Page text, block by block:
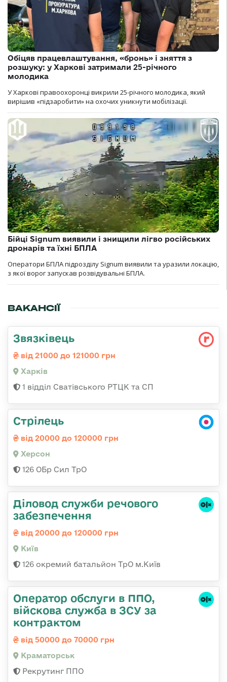
Обіцяв працевлаштування, «бронь» і зняття з
розшуку: у Харкові затримали 25-річного
молодика
У Харкові правоохоронці викрили 25-річного молодика, який
вирішив «підзаробити» на охочих уникнути мобілізації.
Бійці Signum виявили і знищили лігво російських
дронарів та їхні БПЛА
Оператори БПЛА підрозділу Signum виявили та уразили локацію,
з якої ворог запускав розвідувальні БПЛА.
ВАКАНСІЇ
Звязківець
від 21000 до 121000 грн
Харків
1 відділ Сватівського РТЦК та СП
Стрілець
від 20000 до 120000 грн
Херсон
126 ОБр Сил ТрО
Діловод служби речового
забезпечення
від 20000 до 120000 грн
Київ
126 окремий батальйон ТрО м.Київ
Оператор обслуги в ППО,
війскова служба в ЗСУ за
контрактом
від 50000 до 70000 грн
Краматорськ
Рекрутинг ППО